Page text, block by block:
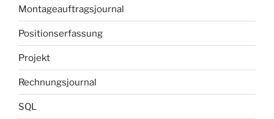
Montageauftragsjournal
Positionserfassung
Projekt
Rechnungsjournal
SQL